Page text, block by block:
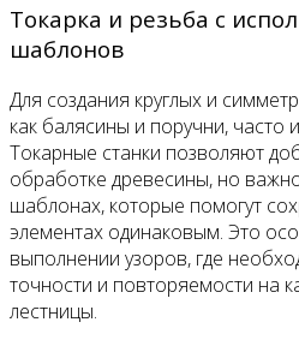
Токарка и резьба с
шаблонов
Для создания круглых и
как балясины и поручни, часто
Токарные станки позволяют
обработке древесины, но
шаблонах, которые помогут
элементах одинаковым. Это
выполнении узоров, где
точности и повторяемости на
лестницы.